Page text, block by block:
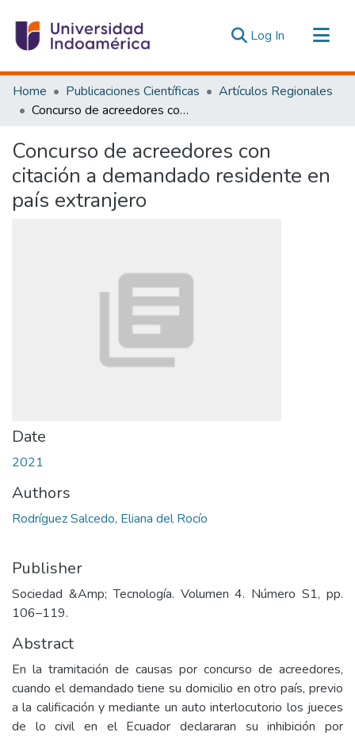
Log In (current)
Communities & Collections
All of DSpace
Estadísticas Externas
Home Publicaciones Científicas
Artículos Regionales
Concurso de acreedores con citación a demandado residente en país extranjero
Concurso de acreedores con
citación a demandado residente en
país extranjero
Date
2021
Authors
Rodríguez Salcedo, Eliana del Rocío
Publisher
Sociedad &Amp; Tecnología. Volumen 4. Número S1, pp.
106–119.
Abstract
En la tramitación de causas por concurso de acreedores,
cuando el demandado tiene su domicilio en otro país, previo
a la calificación y mediante un auto interlocutorio los jueces
de lo civil en el Ecuador declararan su inhibición por